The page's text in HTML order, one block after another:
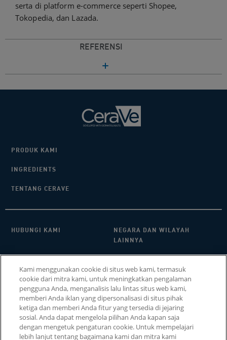
serta di platform e-commerce seperti Shopee,
Tokopedia, dan Lazada.
REFERENSI
PRODUK KAMI
INGREDIENTS
TENTANG CERAVE
HUBUNGI KAMI​
NEGARA DAN WILAYAH
LAINNYA
PENGATURAN COOKIE COOKIE POLICY
SITEMAP
Kami menggunakan cookie di situs web kami, termasuk
cookie dari mitra kami, untuk meningkatkan pengalaman
pengguna Anda, menganalisis lalu lintas situs web kami,
memberi Anda iklan yang dipersonalisasi di situs pihak
ketiga dan memberi Anda fitur yang tersedia di jejaring
sosial. Anda dapat mengelola pilihan Anda kapan saja
dengan mengetuk pengaturan cookie. Untuk mempelajari
lebih lanjut tentang bagaimana kami dan mitra kami